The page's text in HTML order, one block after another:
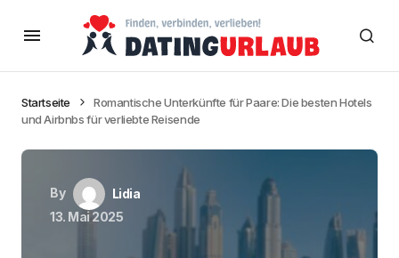
Startseite
Romantische Unterkünfte für Paare: Die besten Hotels
und Airbnbs für verliebte Reisende
By
Lidia
13. Mai 2025